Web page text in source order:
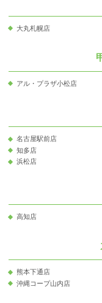
大丸札幌店
アル・プラザ小松店
名古屋駅前店
知多店
浜松店
高知店
熊本下通店
沖縄コープ山内店